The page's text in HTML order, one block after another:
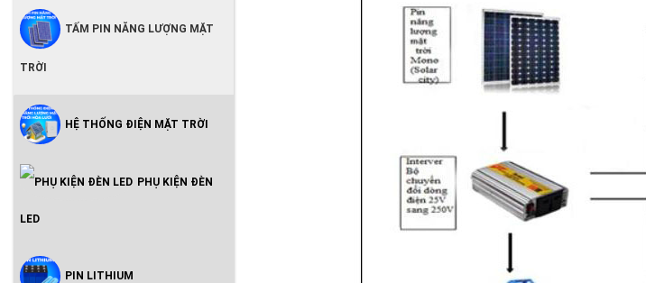
TẤM PIN NĂNG LƯỢNG MẶT
TRỜI
HỆ THỐNG ĐIỆN MẶT TRỜI
Inveter Hòa Lưới Có Lưu Trữ -
PHỤ KIỆN ĐÈN
LED
PIN LITHIUM